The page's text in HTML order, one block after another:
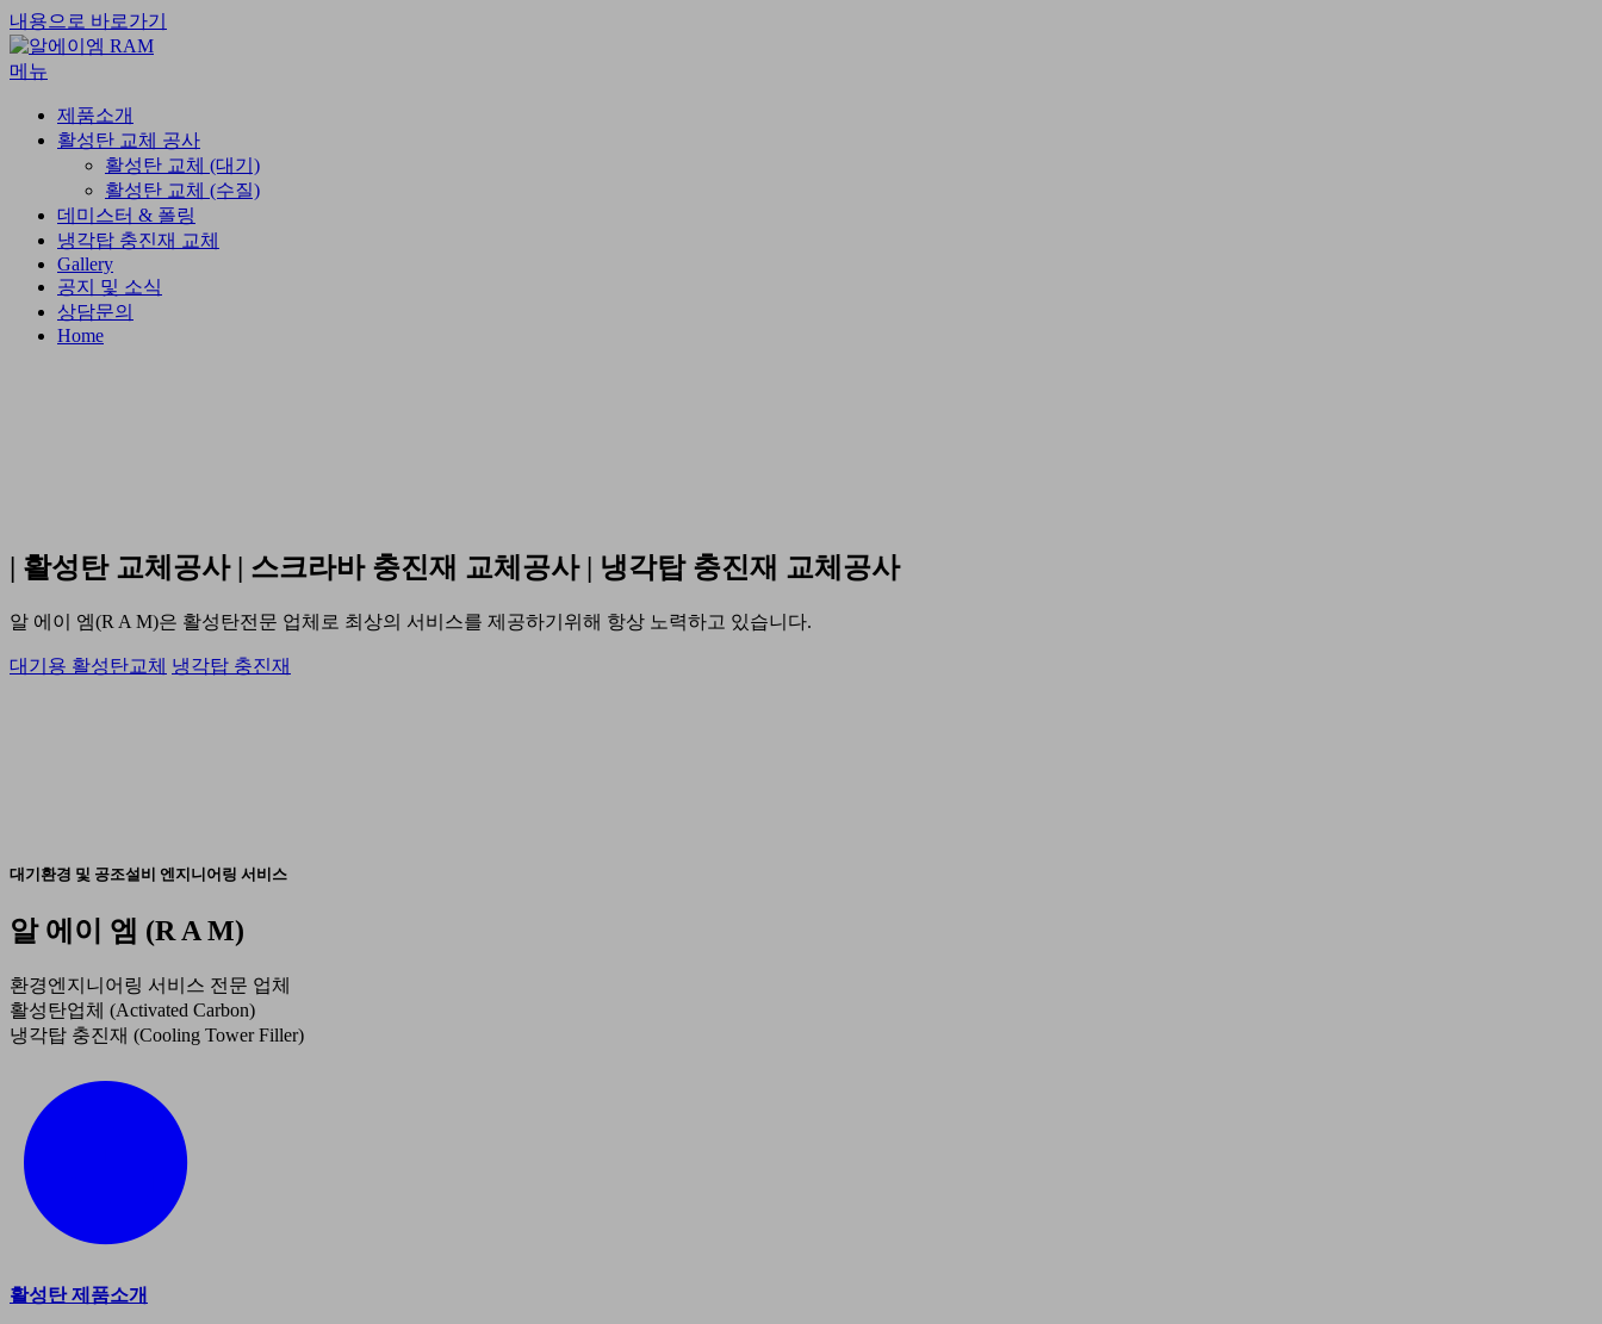
내용으로 바로가기
메뉴
제품소개
활성탄 교체 공사
활성탄 교체 (대기)
활성탄 교체 (수질)
데미스터 & 폴링
냉각탑 충진재 교체
Gallery
공지 및 소식
상담문의
Home
| 활성탄 교체공사 | 스크라바 충진재 교체공사 | 냉각탑 충진재 교체공사
알 에이 엠(R A M)은 활성탄전문 업체로 최상의 서비스를 제공하기위해 항상 노력하고 있습니다.
대기용 활성탄교체 냉각탑 충진재
대기환경 및 공조설비 엔지니어링 서비스
알 에이 엠 (R A M)
환경엔지니어링 서비스 전문 업체
활성탄업체 (Activated Carbon)
냉각탑 충진재 (Cooling Tower Filler)
활성탄 제품소개